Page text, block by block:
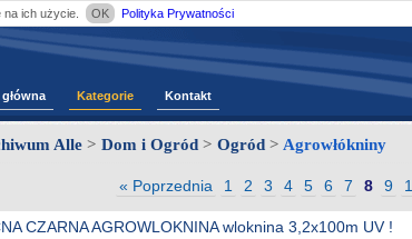
ich użycie. OK Polityka Prywatności
Kategorie Kontakt
Alle > Dom i Ogród > Ogród > Agrowłókniny
« Poprzednia 1 2 3 4 5 6 7 8 9
CZARNA AGROWLOKNINA wloknina 3,2x100m UV !